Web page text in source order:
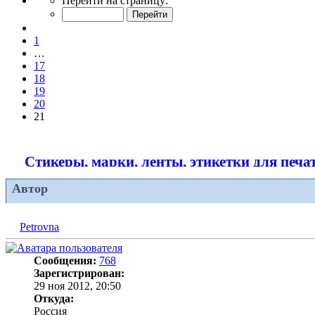
21
1
…
17
18
19
20
21
Стикеры, марки, ленты, этикетки для
Автор
Petrovna
Сообщения: 768
Зарегистрирован:
29 ноя 2012, 20:50
Откуда:
Россия